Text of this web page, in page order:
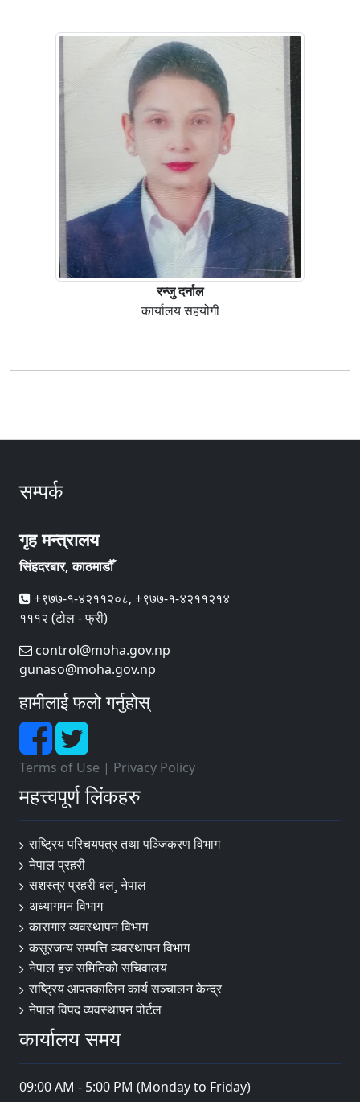
रन्जु दर्नाल
कार्यालय सहयोगी
सम्पर्क
गृह मन्त्रालय
सिंहदरबार, काठमाडौँ
+९७७-१-४२११२०८, +९७७-१-४२११२१४
१११२ (टोल - फ्री)
control@moha.gov.np
gunaso@moha.gov.np
हामीलाई फलो गर्नुहोस्
Terms of Use | Privacy Policy
महत्त्वपूर्ण लिंकहरु
राष्ट्रिय परिचयपत्र तथा पञ्‍जिकरण विभाग
नेपाल प्रहरी
सशस्त्र प्रहरी बल¸ नेपाल
अध्यागमन विभाग
कारागार व्यवस्थापन विभाग
कसूरजन्य सम्पत्ति व्यवस्थापन विभाग
नेपाल हज समितिको सचिवालय
राष्ट्रिय आपतकालिन कार्य सञ्चालन केन्द्र
नेपाल विपद व्यवस्थापन पोर्टल
कार्यालय समय
09:00 AM - 5:00 PM (Monday to Friday)